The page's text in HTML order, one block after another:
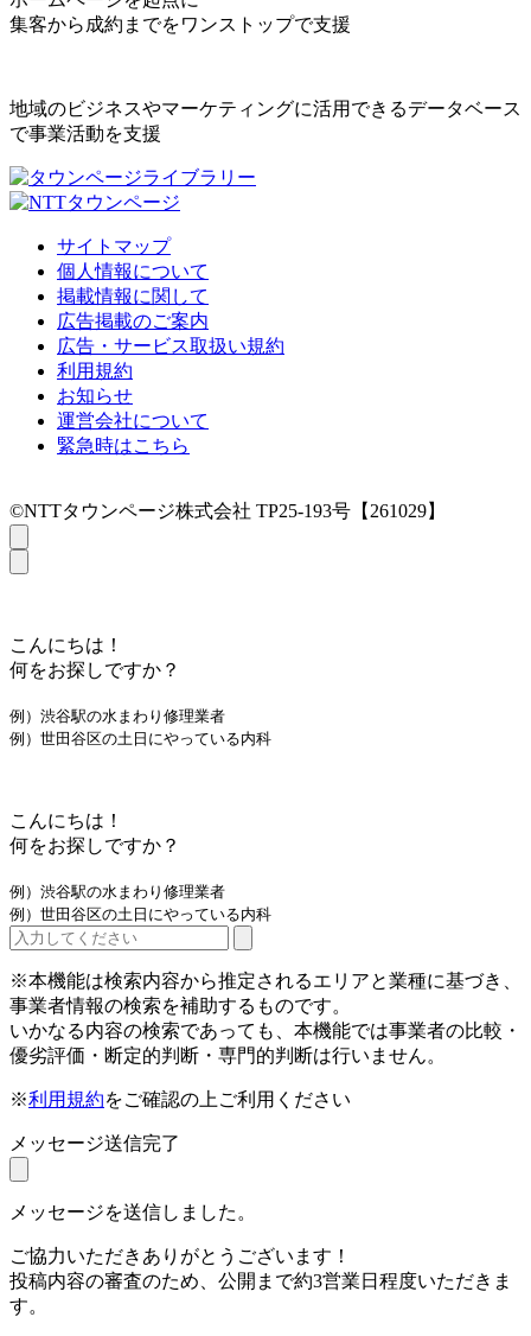
集客から成約までをワンストップで支援
地域のビジネスやマーケティングに活用できるデータベース
で事業活動を支援
サイトマップ
個人情報について
掲載情報に関して
広告掲載のご案内
広告・サービス取扱い規約
利用規約
お知らせ
運営会社について
緊急時はこちら
©NTTタウンページ株式会社 TP25-193号【261029】
こんにちは！
何をお探しですか？
例）渋谷駅の水まわり修理業者
例）世田谷区の土日にやっている内科
こんにちは！
何をお探しですか？
例）渋谷駅の水まわり修理業者
例）世田谷区の土日にやっている内科
※本機能は検索内容から推定されるエリアと業種に基づき、
事業者情報の検索を補助するものです。
いかなる内容の検索であっても、本機能では事業者の比較・
優劣評価・断定的判断・専門的判断は行いません。
※利用規約をご確認の上ご利用ください
メッセージ送信完了
メッセージを送信しました。
ご協力いただきありがとうございます！
投稿内容の審査のため、公開まで約3営業日程度いただきま
す。